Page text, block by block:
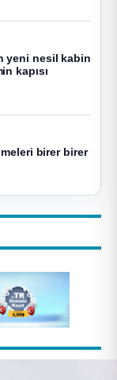
yeni nesil kabin
kapısı
birer birer